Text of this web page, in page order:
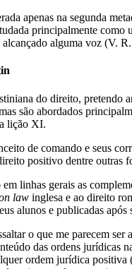
apenas na segunda
principalmente
alguma voz (V.
do direito, pretendo
são abordados
lição XI.
de comando e seus
positivo dentre outras
linhas gerais as
law inglesa e ao direito
alunos e publicadas após
o que me parecem
das ordens jurídicas
ordem jurídica positiva